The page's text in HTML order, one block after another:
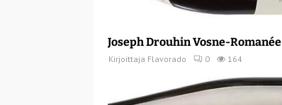
Joseph Drouhin Vosne-Romanée
Kirjoittaja Flavorado 0 164